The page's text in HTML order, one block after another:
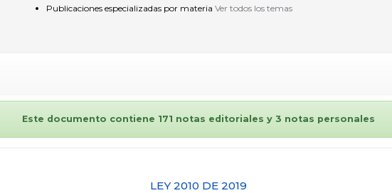
Publicaciones especializadas por materia Ver todos los temas
Este documento contiene 171 notas editoriales y 3 notas personales
LEY 2010 DE 2019